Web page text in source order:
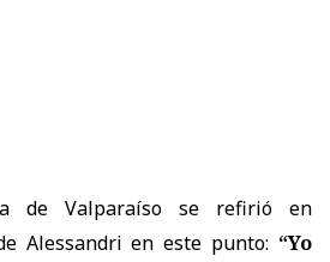
de Valparaíso se refirió en
Alessandri en este punto: “Yo